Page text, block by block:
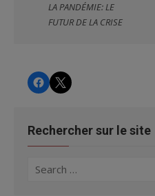
LA PANDÉMIE: LE
FUTUR DE LA CRISE
CHRSCHRS
Rechercher sur le site
Search